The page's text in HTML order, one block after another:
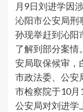
月9日刘进学因
沁阳市公安局刑
孙现举赶到沁阳
了解到部分案情
安局取保候审，
市政法委、公安
市检察院于10
公安局对刘进学